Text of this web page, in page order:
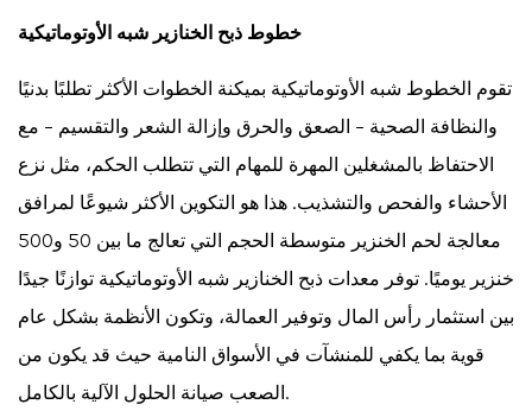
خطوط ذبح الخنازير شبه الأوتوماتيكية
تقوم الخطوط شبه الأوتوماتيكية بميكنة الخطوات الأكثر تطلبًا بدنيًا
والنظافة الصحية - الصعق والحرق وإزالة الشعر والتقسيم - مع
الاحتفاظ بالمشغلين المهرة للمهام التي تتطلب الحكم، مثل نزع
الأحشاء والفحص والتشذيب. هذا هو التكوين الأكثر شيوعًا لمرافق
معالجة لحم الخنزير متوسطة الحجم التي تعالج ما بين 50 و500
خنزير يوميًا. توفر معدات ذبح الخنازير شبه الأوتوماتيكية توازنًا جيدًا
بين استثمار رأس المال وتوفير العمالة، وتكون الأنظمة بشكل عام
قوية بما يكفي للمنشآت في الأسواق النامية حيث قد يكون من
الصعب صيانة الحلول الآلية بالكامل.